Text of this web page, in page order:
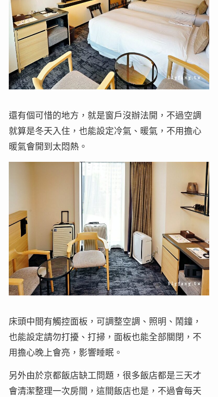
還有個可惜的地方，就是窗戶沒辦法開，不過空調
就算是冬天入住，也能設定冷氣、暖氣，不用擔心
暖氣會開到太悶熱。
床頭中間有觸控面板，可調整空調、照明、鬧鐘，
也能設定請勿打擾、打掃，面板也能全部關閉，不
用擔心晚上會亮，影響睡眠。
另外由於京都飯店缺工問題，很多飯店都是三天才
會清潔整理一次房間，這間飯店也是，不過會每天